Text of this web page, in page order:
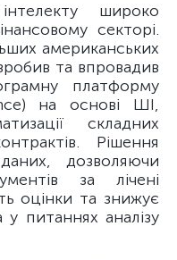
широко
секторі.
американських
та впровадив
платформу
на основі ШІ,
складних
Рішення
дозволяючи
за лічені
оцінки та знижує
питаннях аналізу